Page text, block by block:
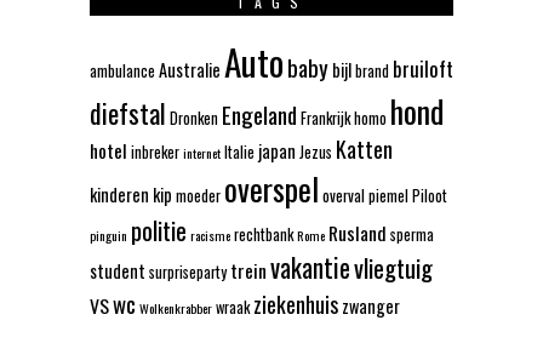
ambulance AustralieAutobabybijlbrand bruiloft
diefstal Dronken Engeland Frankrijkhomo hond
hotel inbrekerinternetItalie japan Jezus Katten
kinderen kip moeder overspel overvalpiemelPiloot
pinguin politie racismerechtbankRome Rusland sperma
student surpriseparty treinvakantievliegtuig
VSwc Wolkenkrabberwraak ziekenhuiszwanger